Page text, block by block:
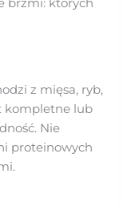
brzmi: których
z mięsa, ryb,
kompletne lub
Nie
proteinowych